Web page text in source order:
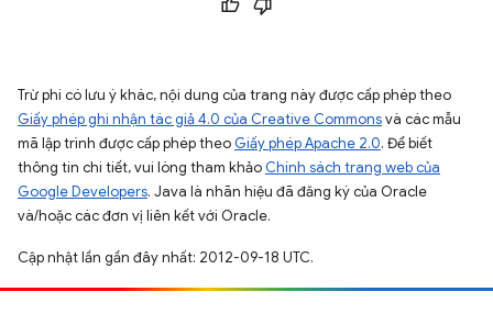
Trừ phi có lưu ý khác, nội dung của trang này được cấp phép theo
Giấy phép ghi nhận tác giả 4.0 của Creative Commonsvà các mẫu
mã lập trình được cấp phép theo Giấy phép Apache 2.0. Để biết
thông tin chi tiết, vui lòng tham khảo Chính sách trang web của
Google Developers. Java là nhãn hiệu đã đăng ký của Oracle
và/hoặc các đơn vị liên kết với Oracle.
Cập nhật lần gần đây nhất: 2012-09-18 UTC.